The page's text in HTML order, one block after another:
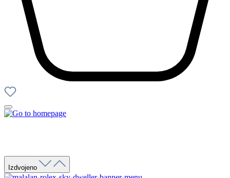
Izdvojeno